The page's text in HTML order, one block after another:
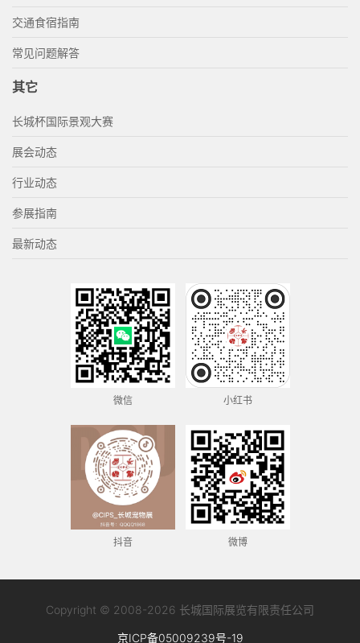
交通食宿指南
常见问题解答
其它
长城杯国际景观大赛
展会动态
行业动态
参展指南
最新动态
微信 小红书
抖音 微博
Copyright © 2008-2026 长城国际展览有限责任公司
京ICP备05009239号-19